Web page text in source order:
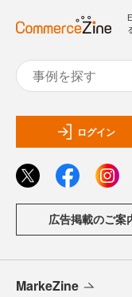
ログイン
広告掲載のご案
MarkeZine